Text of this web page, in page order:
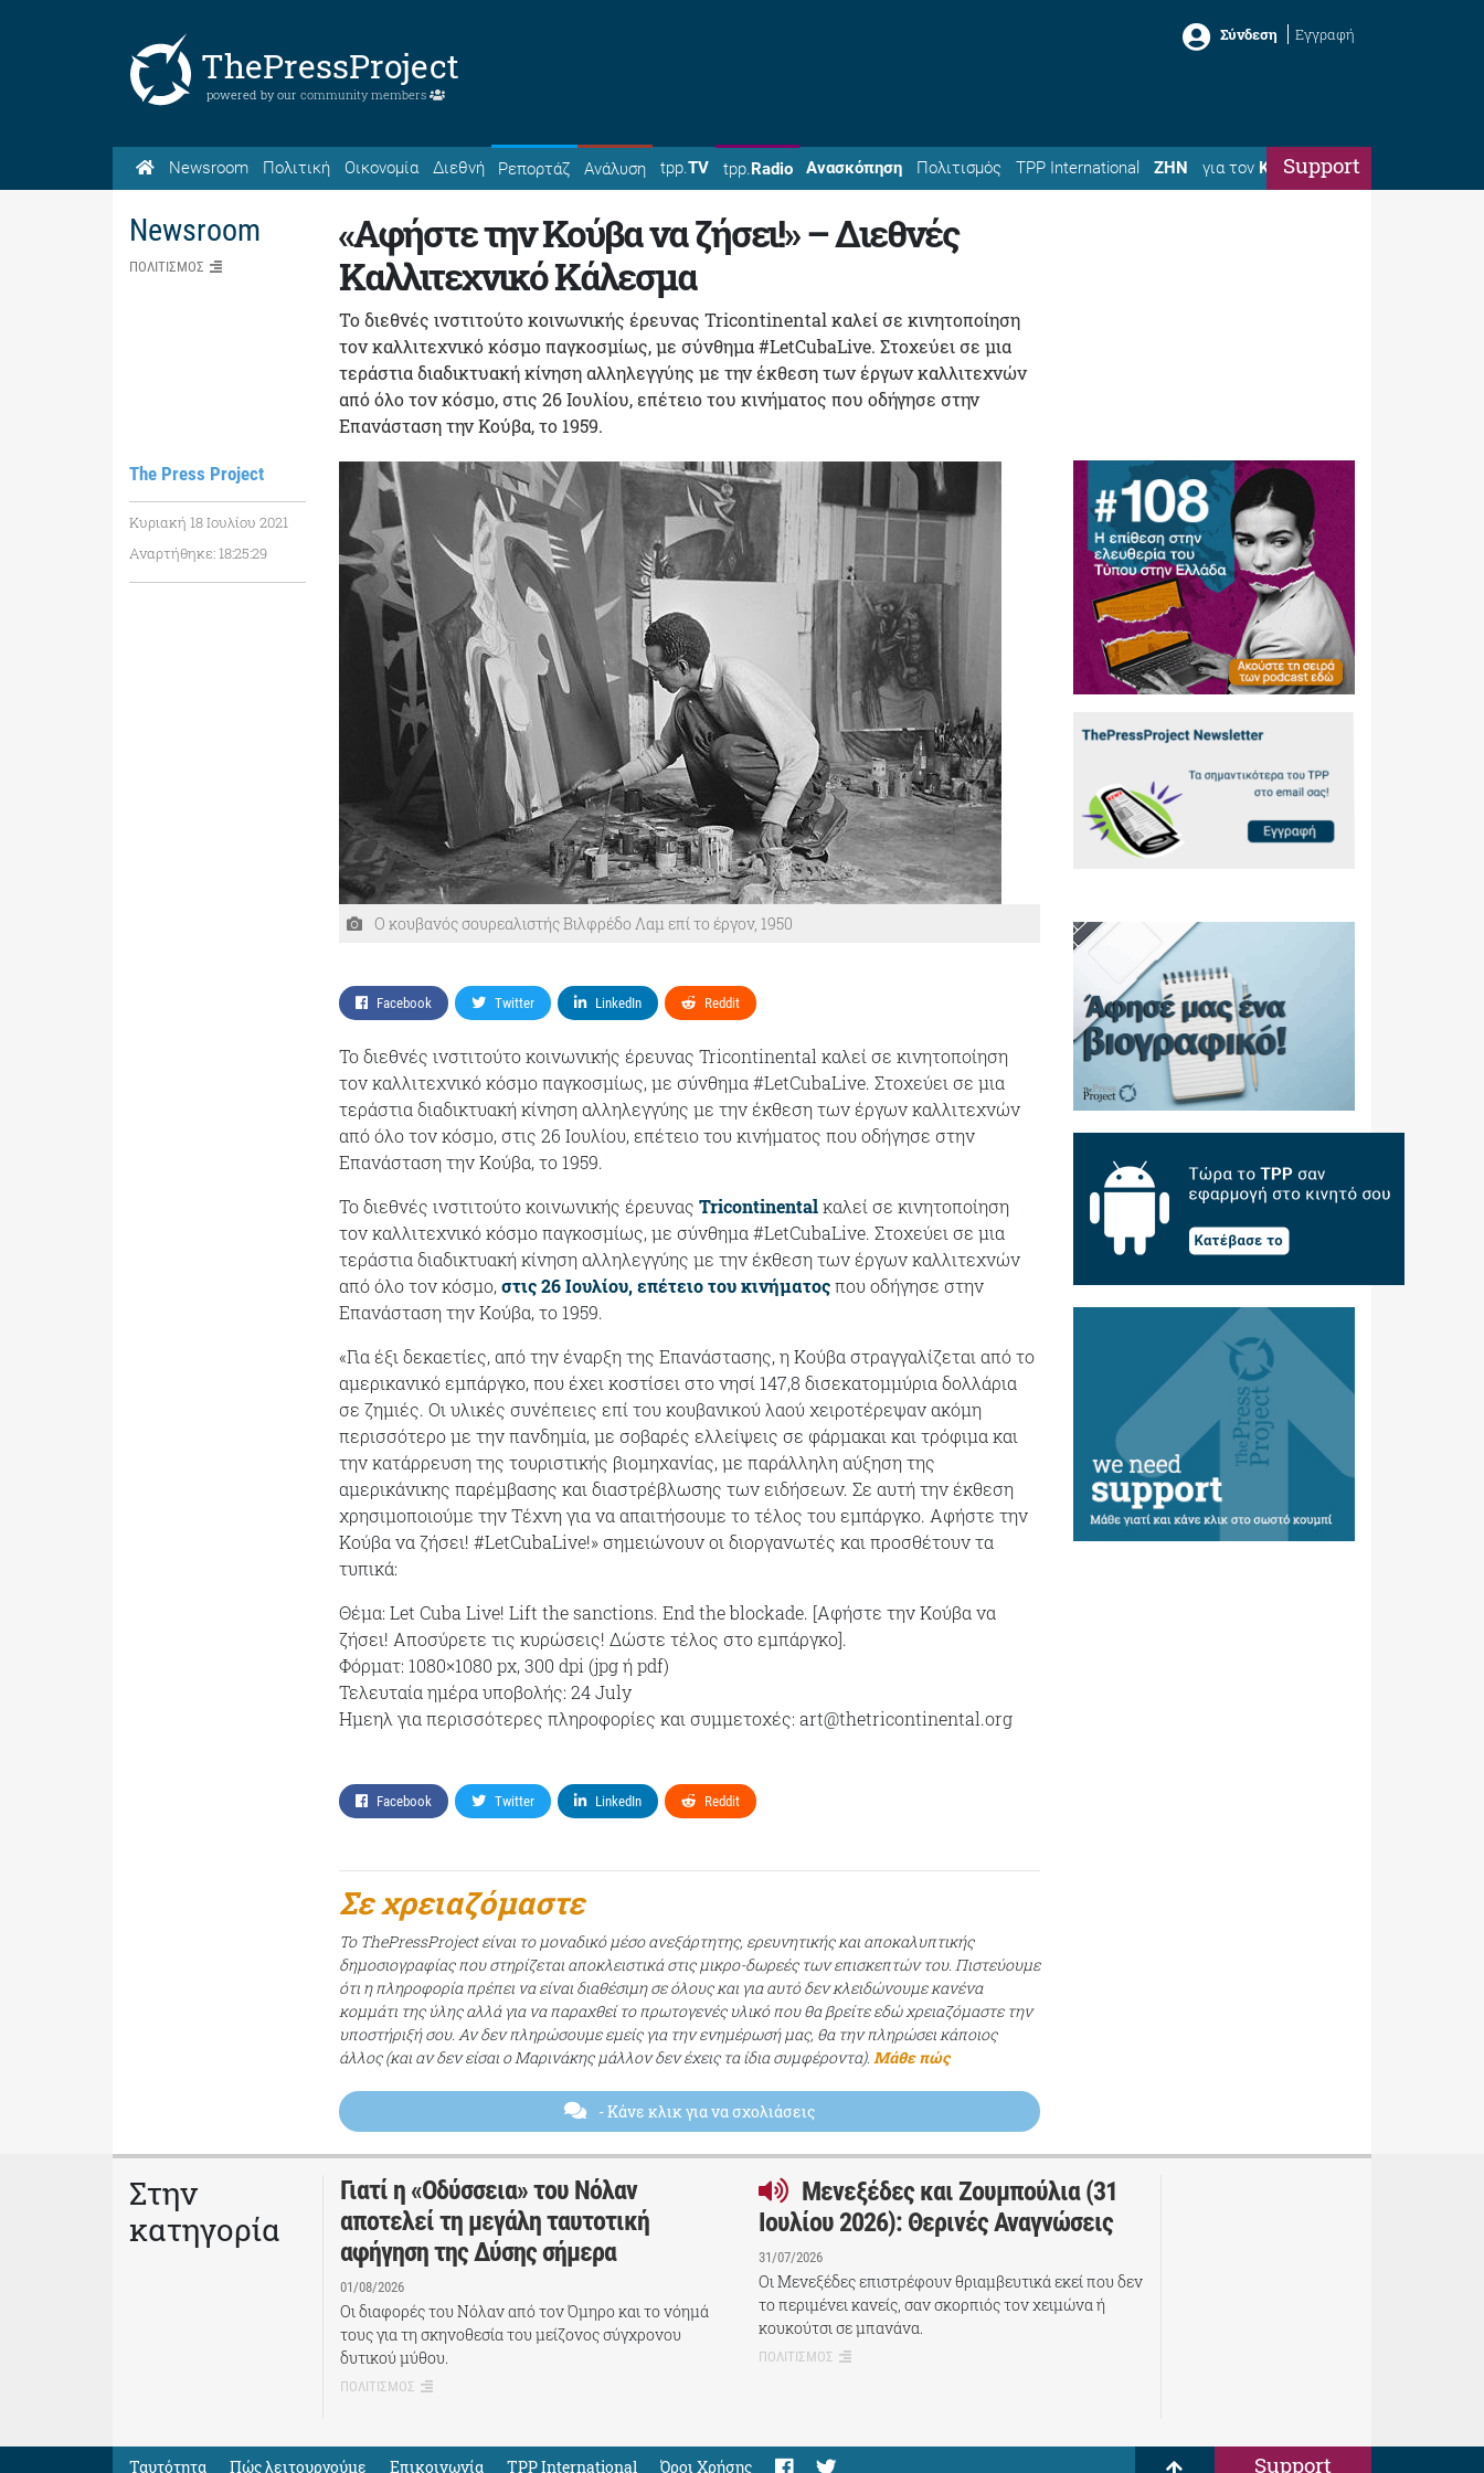
ThePressProject
powered by our community members
Σύνδεση Εγγραφή
Newsroom Πολιτική Οικονομία Διεθνή Ρεπορτάζ Ανάλυση tpp.TV tpp.Radio Ανασκόπηση Πολιτισμός TPP International ΖΗΝ για τον ΚώσταSupport
Newsroom
ΠΟΛΙΤΙΣΜΟΣ
The Press Project
Κυριακή 18 Ιουλίου 2021
Αναρτήθηκε: 18:25:29
«Αφήστε την Κούβα να ζήσει!» – Διεθνές
Καλλιτεχνικό Κάλεσμα
To διεθνές ινστιτούτο κοινωνικής έρευνας Tricontinental καλεί σε κινητοποίηση
τον καλλιτεχνικό κόσμο παγκοσμίως, με σύνθημα #LetCubaLive. Στοχεύει σε μια
τεράστια διαδικτυακή κίνηση αλληλεγγύης με την έκθεση των έργων καλλιτεχνών
από όλο τον κόσμο, στις 26 Ιουλίου, επέτειο του κινήματος που οδήγησε στην
Επανάσταση την Κούβα, το 1959.
O κουβανός σουρεαλιστής Βιλφρέδο Λαμ επί το έργον, 1950
Facebook Twitter LinkedIn Reddit
To διεθνές ινστιτούτο κοινωνικής έρευνας Tricontinental καλεί σε κινητοποίηση
τον καλλιτεχνικό κόσμο παγκοσμίως, με σύνθημα #LetCubaLive. Στοχεύει σε μια
τεράστια διαδικτυακή κίνηση αλληλεγγύης με την έκθεση των έργων καλλιτεχνών
από όλο τον κόσμο, στις 26 Ιουλίου, επέτειο του κινήματος που οδήγησε στην
Επανάσταση την Κούβα, το 1959.
To διεθνές ινστιτούτο κοινωνικής έρευνας Tricontinentalκαλεί σε κινητοποίηση
τον καλλιτεχνικό κόσμο παγκοσμίως, με σύνθημα #LetCubaLive. Στοχεύει σε μια
τεράστια διαδικτυακή κίνηση αλληλεγγύης με την έκθεση των έργων καλλιτεχνών
από όλο τον κόσμο,στις 26 Ιουλίου, επέτειο του κινήματοςπου οδήγησε στην
Επανάσταση την Κούβα, το 1959.
«Για έξι δεκαετίες, από την έναρξη της Επανάστασης, η Κούβα στραγγαλίζεται από το
αμερικανικό εμπάργκο, που έχει κοστίσει στο νησί 147,8 δισεκατομμύρια δολλάρια
σε ζημιές. Οι υλικές συνέπειες επί του κουβανικού λαού χειροτέρεψαν ακόμη
περισσότερο με την πανδημία, με σοβαρές ελλείψεις σε φάρμακαι και τρόφιμα και
την κατάρρευση της τουριστικής βιομηχανίας, με παράλληλη αύξηση της
αμερικάνικης παρέμβασης και διαστρέβλωσης των ειδήσεων. Σε αυτή την έκθεση
χρησιμοποιούμε την Τέχνη για να απαιτήσουμε το τέλος του εμπάργκο. Αφήστε την
Κούβα να ζήσει! #LetCubaLive!» σημειώνουν οι διοργανωτές και προσθέτουν τα
τυπικά:
Θέμα: Let Cuba Live! Lift the sanctions. End the blockade. [Αφήστε την Κούβα να
ζήσει! Αποσύρετε τις κυρώσεις! Δώστε τέλος στο εμπάργκο].
Φόρματ: 1080×1080 px, 300 dpi (jpg ή pdf)
Τελευταία ημέρα υποβολής: 24 July
Ημεηλ για περισσότερες πληροφορίες και συμμετοχές: art@thetricontinental.org
Facebook Twitter LinkedIn Reddit
Σε χρειαζόμαστε
Το ThePressProject είναι το μοναδικό μέσο ανεξάρτητης, ερευνητικής και αποκαλυπτικής
δημοσιογραφίας που στηρίζεται αποκλειστικά στις μικρο-δωρεές των επισκεπτών του. Πιστεύουμε
ότι η πληροφορία πρέπει να είναι διαθέσιμη σε όλους και για αυτό δεν κλειδώνουμε κανένα
κομμάτι της ύλης αλλά για να παραχθεί το πρωτογενές υλικό που θα βρείτε εδώ χρειαζόμαστε την
υποστήριξή σου. Αν δεν πληρώσουμε εμείς για την ενημέρωσή μας, θα την πληρώσει κάποιος
άλλος (και αν δεν είσαι ο Μαρινάκης μάλλον δεν έχεις τα ίδια συμφέροντα). Μάθε πώς
- Κάνε κλικ για να σχολιάσεις
Στην
κατηγορία
Γιατί η «Οδύσσεια» του Νόλαν
αποτελεί τη μεγάλη ταυτοτική
αφήγηση της Δύσης σήμερα
01/08/2026
Οι διαφορές του Νόλαν από τον Όμηρο και το νόημά
τους για τη σκηνοθεσία του μείζονος σύγχρονου
δυτικού μύθου.
ΠΟΛΙΤΙΣΜΟΣ
Μενεξέδες και Ζουμπούλια (31
Ιουλίου 2026): Θερινές Αναγνώσεις
31/07/2026
Οι Μενεξέδες επιστρέφουν θριαμβευτικά εκεί που δεν
το περιμένει κανείς, σαν σκορπιός τον χειμώνα ή
κουκούτσι σε μπανάνα.
ΠΟΛΙΤΙΣΜΟΣ
Ταυτότητα Πώς λειτουργούμε Eπικοινωνία TPP International Όροι Χρήσης Support